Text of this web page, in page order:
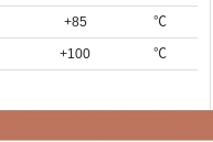
+85 ℃
+100 ℃